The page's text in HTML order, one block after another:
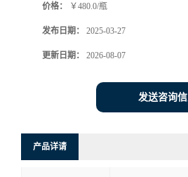
价格： ￥480.0/瓶
发布日期： 2025-03-27
更新日期： 2026-08-07
发送咨询
产品详请